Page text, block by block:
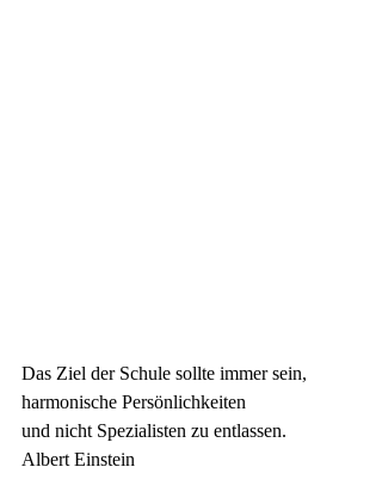
Das Ziel der Schule sollte immer sein,
harmonische Persönlichkeiten
und nicht Spezialisten zu entlassen.
Albert Einstein